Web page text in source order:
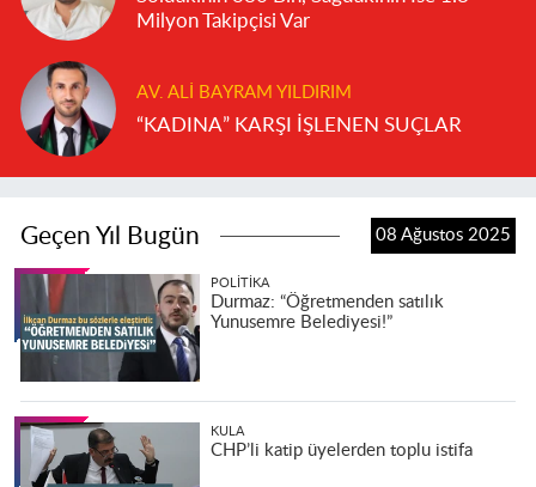
Milyon Takipçisi Var
AV. ALI BAYRAM YILDIRIM
“KADINA” KARŞI İŞLENEN SUÇLAR
Geçen Yıl Bugün 08 Ağustos 2025
POLITIKA
Durmaz: “Öğretmenden satılık
Yunusemre Belediyesi!”
KULA
CHP’li katip üyelerden toplu istifa